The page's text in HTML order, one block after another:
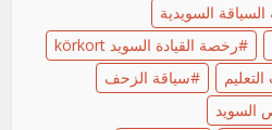
السويدية
رخصة القيادة السويد körkort
سياقة الزحف
السويد